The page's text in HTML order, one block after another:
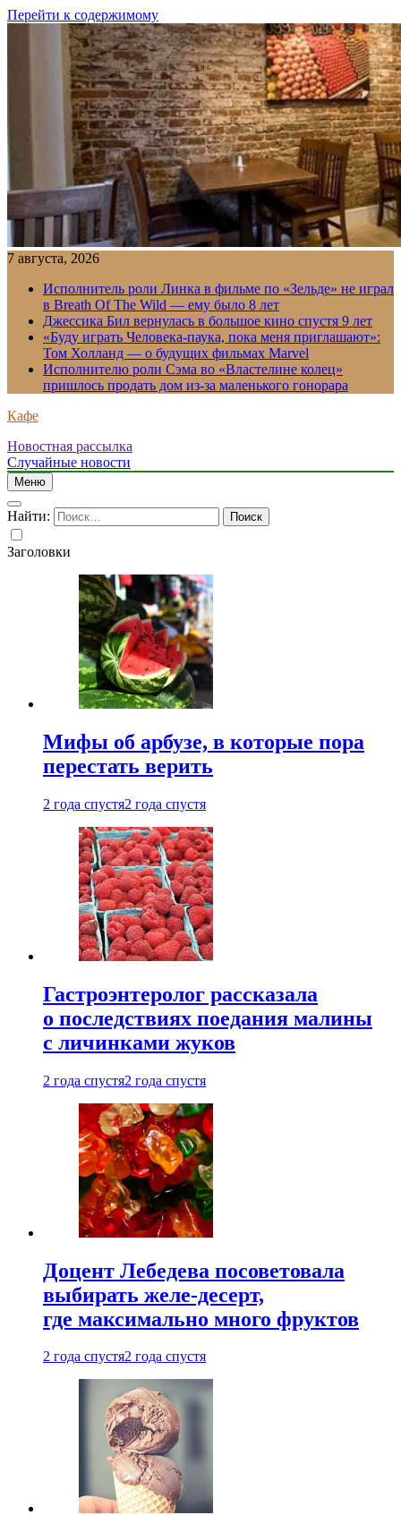
Перейти к содержимому
7 августа, 2026
Исполнитель роли Линка в фильме по «Зельде» не играл
в Breath Of The Wild — ему было 8 лет
Джессика Бил вернулась в большое кино спустя 9 лет
«Буду играть Человека-паука, пока меня приглашают»:
Том Холланд — о будущих фильмах Marvel
Исполнителю роли Сэма во «Властелине колец»
пришлось продать дом из-за маленького гонорара
Кафе
Новостная рассылка
Случайные новости
Меню
Найти:
Заголовки
Мифы об арбузе, в которые пора
перестать верить
2 года спустя2 года спустя
Гастроэнтеролог рассказала
о последствиях поедания малины
с личинками жуков
2 года спустя2 года спустя
Доцент Лебедева посоветовала
выбирать желе-десерт,
где максимально много фруктов
2 года спустя2 года спустя